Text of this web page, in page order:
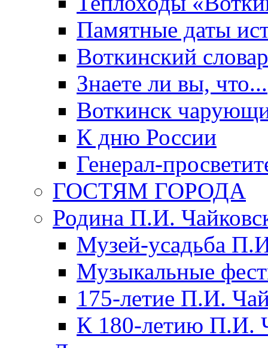
Памятные даты
Воткинский
Знаете ли вы, что...
Воткинск
К дню России
Генерал-
ГОСТЯМ ГОРОДА
Родина П.И.
Музей-усадьба
Музыкальные
175-летие П.И.
К 180-летию П.И.